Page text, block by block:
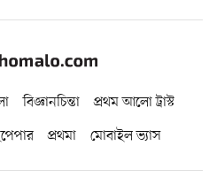
বিজ্ঞানচিন্তা
প্রথম আলো ট্রাস্ট
প্রথমা মোবাইল ভ্যাস